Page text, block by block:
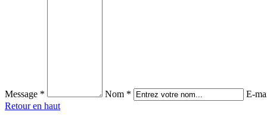
Message * Nom *
E-
Retour en haut